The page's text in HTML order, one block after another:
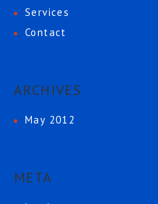
Services
Contact
ARCHIVES
May 2012
META